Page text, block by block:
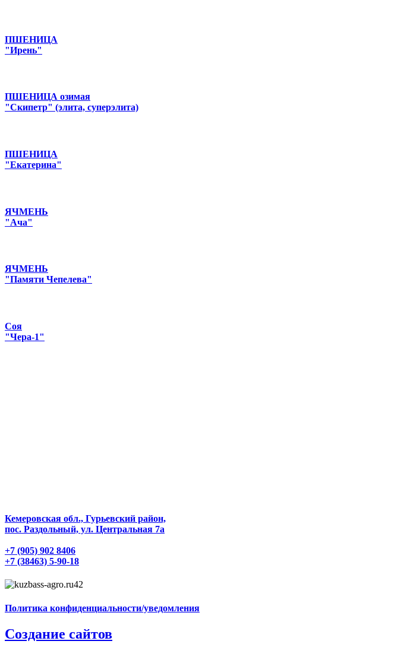
ПШЕНИЦА
"Ирень"
ПШЕНИЦА озимая
"Скипетр" (элита, суперэлита)
ПШЕНИЦА
"Екатерина"
ЯЧМЕНЬ
"Ача"
ЯЧМЕНЬ
"Памяти Чепелева"
Соя
"Чера-1"
Кемеровская обл., Гурьевский район,
пос. Раздольный, ул. Центральная 7а
+7 (905) 902 8406
+7 (38463) 5-90-18
Политика конфиденциальности/уведомления
Создание сайтов